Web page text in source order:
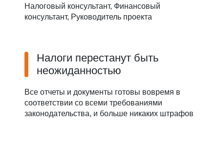
Налоговый консультант, Финансовый
консультант, Руководитель проекта
Налоги перестанут быть
неожиданностью
Все отчеты и документы готовы вовремя в
соответствии со всеми требованиями
законодательства, и больше никаких штрафов